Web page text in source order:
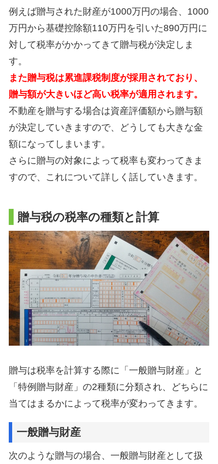
例えば贈与された財産が1000万円の場合、 1000
万円から基礎控除額110万円を引いた890万円に
対して税率がかかってきて贈与税が決定しま
す。
また贈与税は累進課税制度が採用されており、
贈与額が大きいほど高い税率が適用されます。
不動産を贈与する場合は資産評価額から贈与額
が決定していきますので、どうしても大きな金
額になってしまいます。
さらに贈与の対象によって税率も変わってきま
すので、これについて詳しく話していきます。
贈与税の税率の種類と計算
贈与は税率を計算する際に「一般贈与財産」と
「特例贈与財産」の2種類に分類され、
どちらに
当てはまるかによって税率が変わってきます。
一般贈与財産
次のような贈与の場合、一般贈与財産として扱